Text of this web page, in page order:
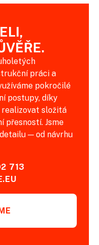
práci a
pokročilé
postupy, díky
realizovat složitá
přesností. Jsme
— od návrhu
713